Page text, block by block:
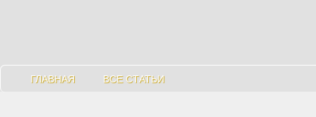
ГЛАВНАЯ ВСЕ СТАТЬИ